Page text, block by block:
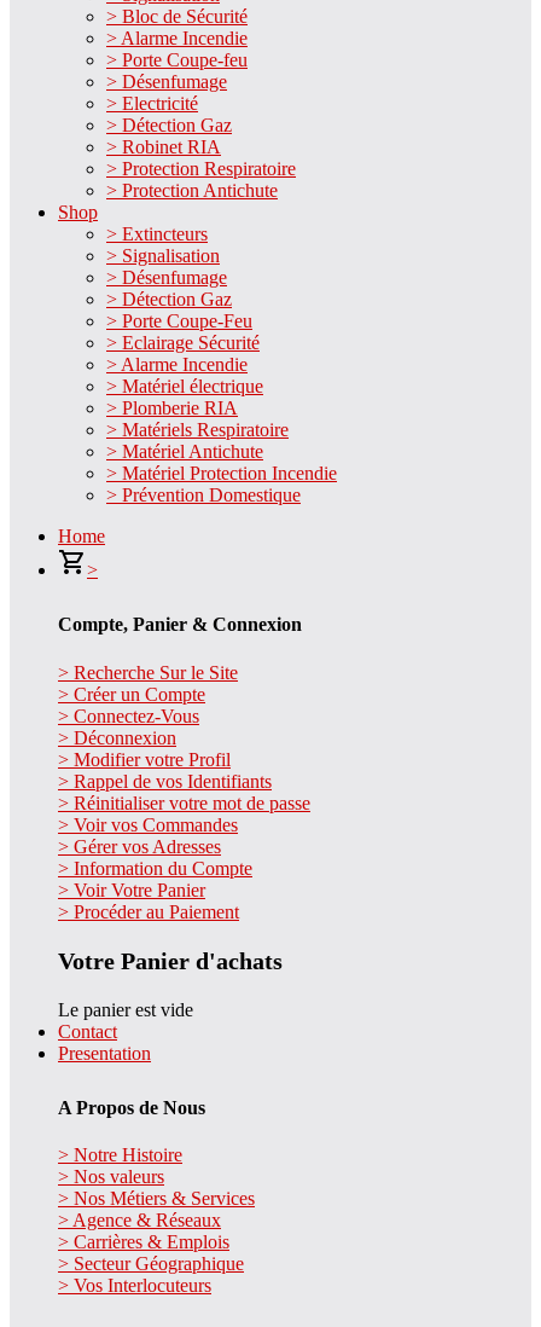
> Bloc de Sécurité
> Alarme Incendie
> Porte Coupe-feu
> Désenfumage
> Electricité
> Détection Gaz
> Robinet RIA
> Protection Respiratoire
> Protection Antichute
Shop
> Extincteurs
> Signalisation
> Désenfumage
> Détection Gaz
> Porte Coupe-Feu
> Eclairage Sécurité
> Alarme Incendie
> Matériel électrique
> Plomberie RIA
> Matériels Respiratoire
> Matériel Antichute
> Matériel Protection Incendie
> Prévention Domestique
Home
>
Compte, Panier & Connexion
> Recherche Sur le Site
> Créer un Compte
> Connectez-Vous
> Déconnexion
> Modifier votre Profil
> Rappel de vos Identifiants
> Réinitialiser votre mot de passe
> Voir vos Commandes
> Gérer vos Adresses
> Information du Compte
> Voir Votre Panier
> Procéder au Paiement
Votre Panier d'achats
Le panier est vide
Contact
Presentation
A Propos de Nous
> Notre Histoire
> Nos valeurs
> Nos Métiers & Services
> Agence & Réseaux
> Carrières & Emplois
> Secteur Géographique
> Vos Interlocuteurs